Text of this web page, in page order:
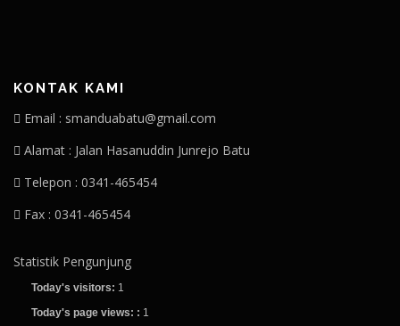
KONTAK KAMI
Email : smanduabatu@gmail.com
Alamat : Jalan Hasanuddin Junrejo Batu
Telepon : 0341-465454
Fax : 0341-465454
Statistik Pengunjung
Today's visitors: 1
Today's page views: : 1